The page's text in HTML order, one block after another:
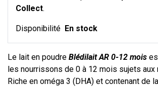
Collect.
Disponibilité En stock
Le lait en poudre Blédilait AR 0-12 mois
les nourrissons de 0 à 12 mois sujets aux
Riche en oméga 3 (DHA) et contenant de